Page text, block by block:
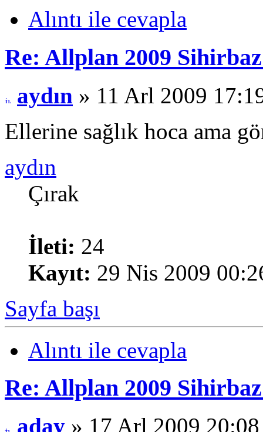
Alıntı ile cevapla
Re: Allplan 2009
aydın » 11 Arl 2009
Ellerine sağlık hoca ama
aydın
Çırak
İleti: 24
Kayıt: 29 Nis 2009
Sayfa başı
Alıntı ile cevapla
Re: Allplan 2009
aday » 17 Arl 2009 20:08